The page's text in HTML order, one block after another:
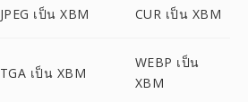
JPEG เป็น XBM CUR เป็น XBM
TGA เป็น XBM
WEBP เป็น
XBM